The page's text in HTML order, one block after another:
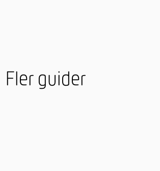
Fler guider